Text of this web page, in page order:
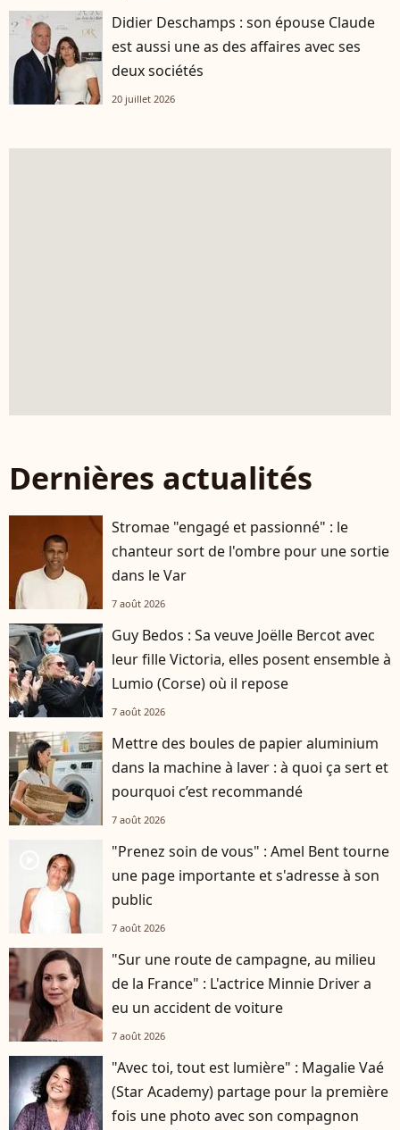
Didier Deschamps : son épouse Claude
est aussi une as des affaires avec ses
deux sociétés
20 juillet 2026
Dernières actualités
Stromae "engagé et passionné" : le
chanteur sort de l'ombre pour une sortie
dans le Var
7 août 2026
Guy Bedos : Sa veuve Joëlle Bercot avec
leur fille Victoria, elles posent ensemble à
Lumio (Corse) où il repose
7 août 2026
Mettre des boules de papier aluminium
dans la machine à laver : à quoi ça sert et
pourquoi c’est recommandé
7 août 2026
"Prenez soin de vous" : Amel Bent tourne
une page importante et s'adresse à son
public
7 août 2026
"Sur une route de campagne, au milieu
de la France" : L'actrice Minnie Driver a
eu un accident de voiture
7 août 2026
"Avec toi, tout est lumière" : Magalie Vaé
(Star Academy) partage pour la première
fois une photo avec son compagnon